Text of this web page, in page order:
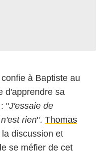
à Baptiste au
d'apprendre sa
"J'essaie de
rien". Thomas
discussion et
se méfier de cet